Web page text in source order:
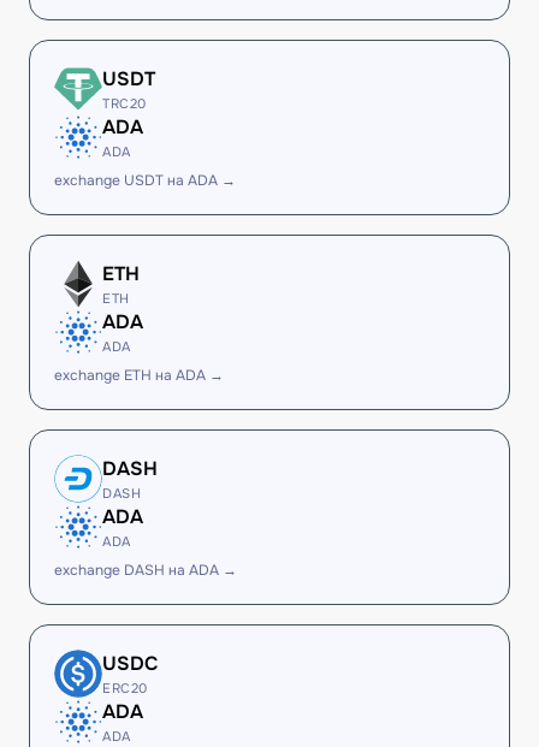
USDT
TRC20
ADA
ADA
exchange USDT на ADA →
ETH
ETH
ADA
ADA
exchange ETH на ADA →
DASH
DASH
ADA
ADA
exchange DASH на ADA →
USDC
ERC20
ADA
ADA